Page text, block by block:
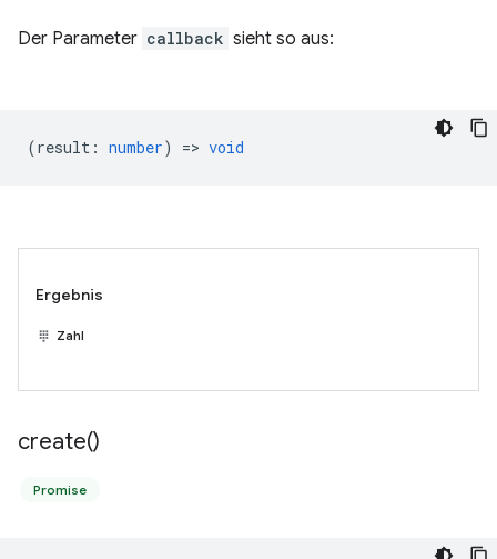
Der Parameter callback sieht so aus:
(result : number) => void
Ergebnis
Zahl
create()
Promise